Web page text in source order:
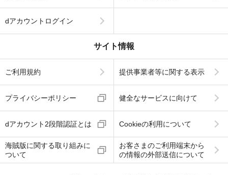
dアカウントログイン
サイト情報
ご利用規約 提供事業者等に関する表示
プライバシーポリシー 健全なサービスに向けて
dアカウント2段階認証とは Cookieの利用について
海賊版に関する取り組みに
ついて
お客さまのご利用端末から
の情報の外部送信について